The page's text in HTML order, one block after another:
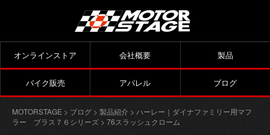
オンラインストア 会社概要 製品
バイク販売 アパレル ブログ
MOTORSTAGE > ブログ > 製品紹介 > ハーレー｜ダイナファミリー用マフ
ラー ブラス７６シリーズ > 76スラッシュクローム